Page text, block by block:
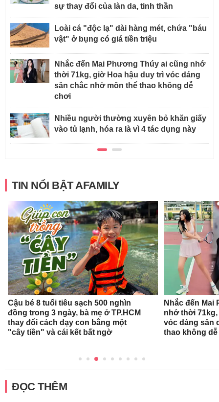
sự thay đổi của làn da, tinh thần
Loài cá "độc lạ" dài hàng mét, chứa "báu
vật" ở bụng có giá tiền triệu
Nhắc đến Mai Phương Thúy ai cũng nhớ
thời 71kg, giờ Hoa hậu duy trì vóc dáng
săn chắc nhờ môn thể thao không dễ
chơi
Nhiều người thường xuyên bỏ khăn giấy
vào tủ lạnh, hóa ra là vì 4 tác dụng này
TIN NỔI BẬT AFAMILY
Cậu bé 8 tuổi tiêu sạch 500 nghìn
đồng trong 3 ngày, bà mẹ ở TP.HCM
thay đổi cách dạy con bằng một
"cây tiền" và cái kết bất ngờ
Nhắc đến
nhớ thời
vóc dáng săn
thao không
ĐỌC THÊM